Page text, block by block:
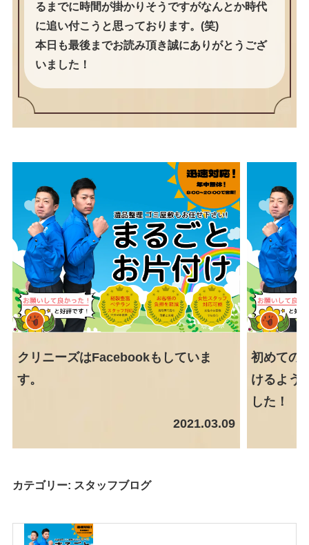
るまでに時間が掛かりそうですがなんとか時代
に追い付こうと思っております。(笑)
本日も最後までお読み頂き誠にありがとうござ
いました！
クリニーズはFacebookもしていま
す。
2021.03.09
初めての
けるよう
した！
カテゴリー: スタッフブログ